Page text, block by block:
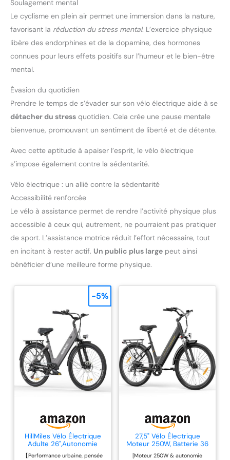
Soulagement mental
Le cyclisme en plein air permet une immersion dans la nature,
favorisant la réduction du stress mental. L’exercice physique
libère des endorphines et de la dopamine, des hormones
connues pour leurs effets positifs sur l’humeur et le bien-être
mental.
Évasion du quotidien
Prendre le temps de s’évader sur son vélo électrique aide à se
détacher du stress quotidien. Cela crée une pause mentale
bienvenue, promouvant un sentiment de liberté et de détente.
Avec cette aptitude à apaiser l’esprit, le vélo électrique
s’impose également contre la sédentarité.
Vélo électrique : un allié contre la sédentarité
Accessibilité renforcée
Le vélo à assistance permet de rendre l’activité physique plus
accessible à ceux qui, autrement, ne pourraient pas pratiquer
de sport. L’assistance motrice réduit l’effort nécessaire, tout
en incitant à rester actif. Un public plus large peut ainsi
bénéficier d’une meilleure forme physique.
HillMiles Vélo Électrique
Adulte 26",Autonomie
100km,7 Vitesses
【Performance urbaine, pensée
-5%
27,5" Vélo Électrique
Moteur 250W, Batterie 36
V 15,6 Ah Amovible, 25
[Moteur 250W & autonomie